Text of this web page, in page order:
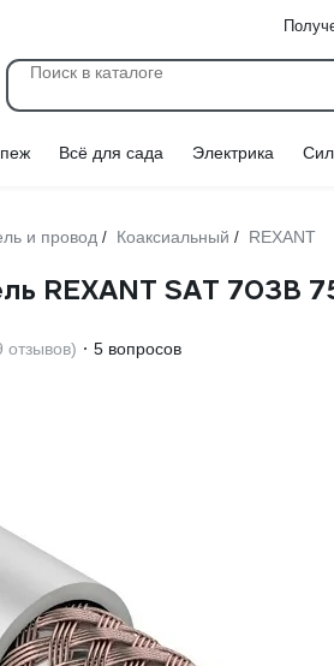
Всё для сада Электрика
и провод / Коаксиальный / REXANT
REXANT SAT
отзывов) 5 вопросов